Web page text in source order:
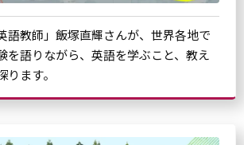
語教師」飯塚直輝さんが、世界各地で
を語りながら、英語を学ぶこと、教え
ます。